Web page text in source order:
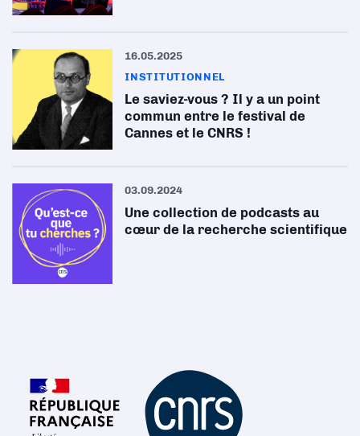
16.05.2025
INSTITUTIONNEL
Le saviez-vous ? Il y a un point
commun entre le festival de
Cannes et le CNRS !
03.09.2024
Une collection de podcasts au
cœur de la recherche scientifique